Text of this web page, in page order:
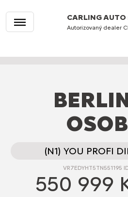
CARLING
Autorizovaný dealer
(N1) YOU PROFI
VR7EDYHT5TN551195
550 999